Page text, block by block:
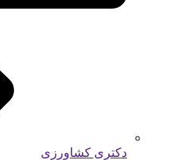
دکتری کشاورزی